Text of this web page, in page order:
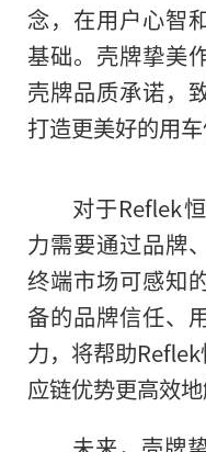
念，在用户心智
基础。壳牌挚美
壳牌品质承诺，
打造更美好的用车
对于Reflek
力需要通过品牌
终端市场可感知
备的品牌信任、
力，将帮助
应链优势更高效